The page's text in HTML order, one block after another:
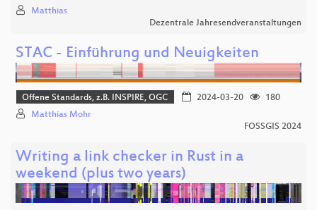
Matthias
Dezentrale Jahresendveranstaltungen
STAC - Einführung und Neuigkeiten
Offene Standards, z.B. INSPIRE, OGC 2024-03-20
180
Matthias Mohr
FOSSGIS 2024
Writing a link checker in Rust in a
weekend (plus two years)